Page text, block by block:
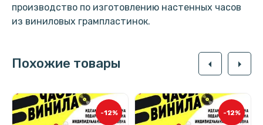
производство по изготовлению настенных часов
из виниловых грампластинок.
Похожие товары arrow_left arrow_right
-12% -12%